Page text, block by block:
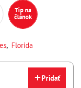
Tip na
článok
, Florida
Pridať